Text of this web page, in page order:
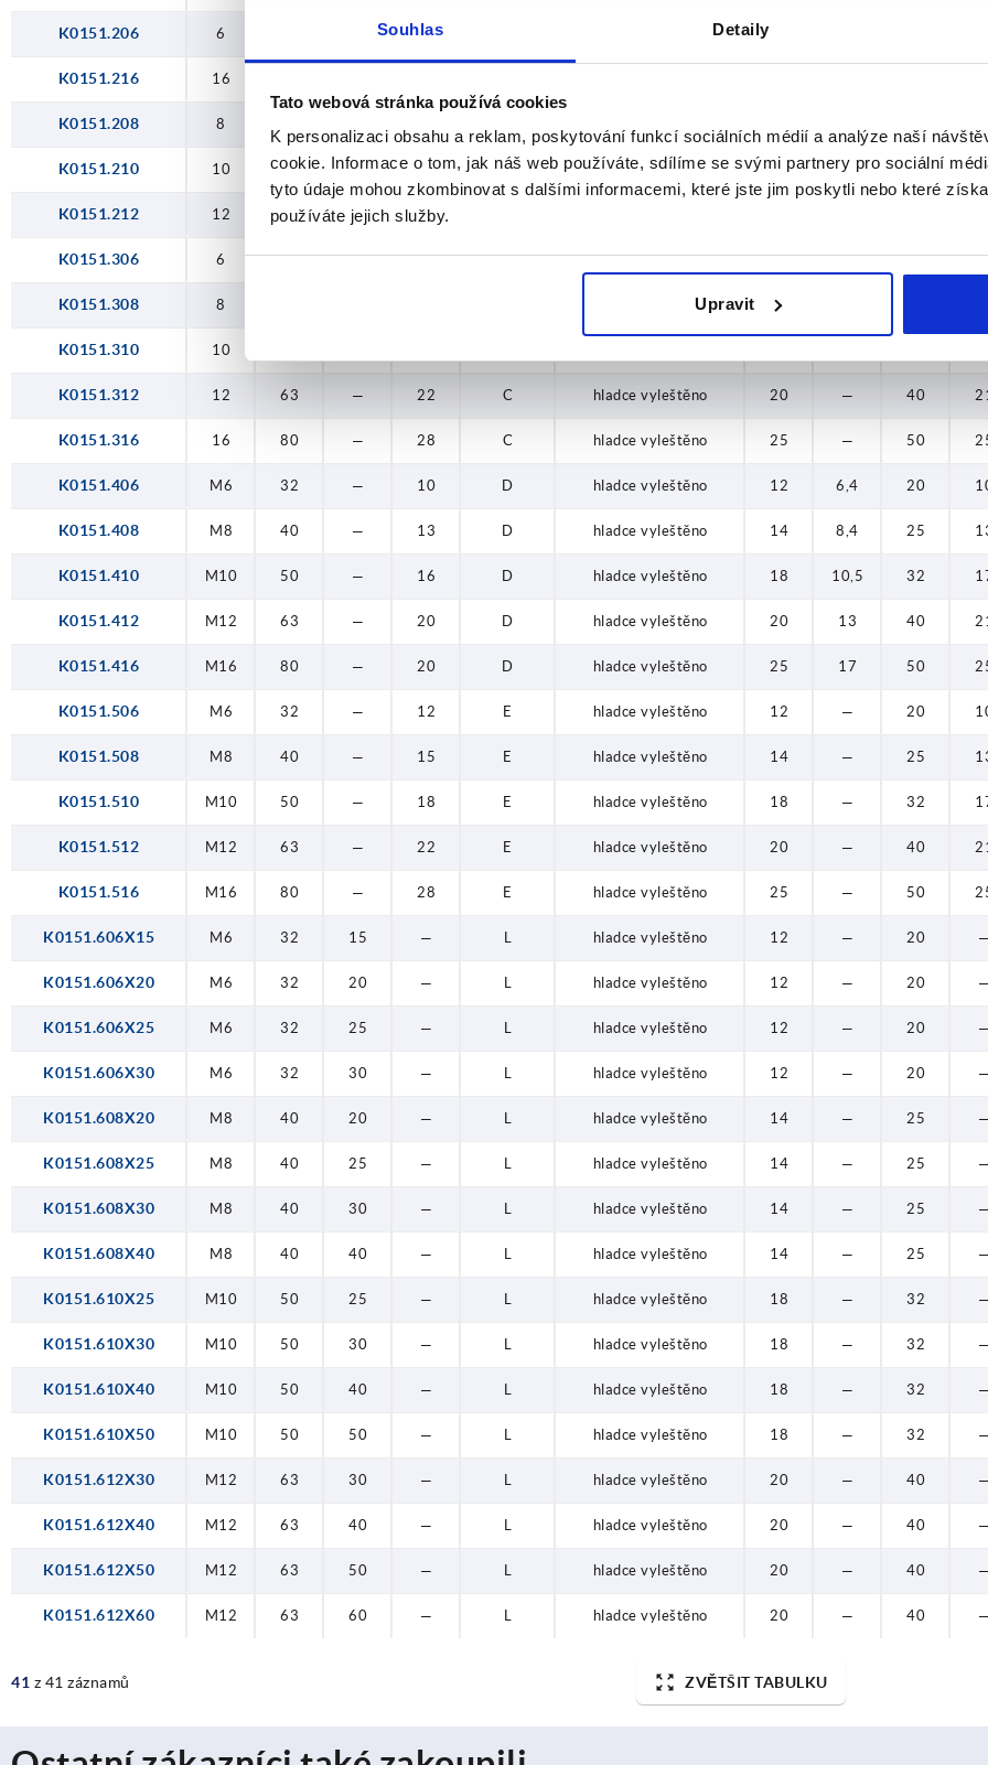
Souhlas Detaily
Tato webová stránka používá cookies
K personalizaci obsahu a reklam, poskytování funkcí sociálních médií a analýze naší
cookie. Informace o tom, jak náš web používáte, sdílíme se svými partnery pro sociální
tyto údaje mohou zkombinovat s dalšími informacemi, které jste jim poskytli nebo které
používáte jejich služby.
Upravit
K0151.206 6 —
K0151.216 16
K0151.208 8
K0151.210 10 50 — — B hladce vyleštěno 18 — 32
K0151.212 12 63 — —
K0151.306 6 32 — 12 C hladce vyleštěno 12 — 20
K0151.308 8 hladce vyleštěno 14
K0151.310 10
K0151.312 12 63 — 22 C hladce vyleštěno 20 — 40
K0151.316 16 80 — 28 C hladce vyleštěno 25 — 50
K0151.406 M6 32 — 10 D hladce vyleštěno 12 6,4 20
K0151.408 M8 40 — 13 D hladce vyleštěno 14 8,4 25
K0151.410 M10 50 — 16 D hladce vyleštěno 18 10,5 32
K0151.412 M12 63 — 20 D hladce vyleštěno 20 13 40
K0151.416 M16 80 — 20 D hladce vyleštěno 25 17 50
K0151.506 M6 32 — 12 E hladce vyleštěno 12 — 20
K0151.508 M8 40 — 15 E hladce vyleštěno 14 — 25
K0151.510 M10 50 — 18 E hladce vyleštěno 18 — 32
K0151.512 M12 63 — 22 E hladce vyleštěno 20 — 40
K0151.516 M16 80 — 28 E hladce vyleštěno 25 — 50
K0151.606X15 M6 32 15 — L hladce vyleštěno 12 — 20 —
K0151.606X20 M6 32 20 — L hladce vyleštěno 12 — 20 —
K0151.606X25 M6 32 25 — L hladce vyleštěno 12 — 20 —
K0151.606X30 M6 32 30 — L hladce vyleštěno 12 — 20 —
K0151.608X20 M8 40 20 — L hladce vyleštěno 14 — 25 —
K0151.608X25 M8 40 25 — L hladce vyleštěno 14 — 25 —
K0151.608X30 M8 40 30 — L hladce vyleštěno 14 — 25 —
K0151.608X40 M8 40 40 — L hladce vyleštěno 14 — 25 —
K0151.610X25 M10 50 25 — L hladce vyleštěno 18 — 32 —
K0151.610X30 M10 50 30 — L hladce vyleštěno 18 — 32 —
K0151.610X40 M10 50 40 — L hladce vyleštěno 18 — 32 —
K0151.610X50 M10 50 50 — L hladce vyleštěno 18 — 32 —
K0151.612X30 M12 63 30 — L hladce vyleštěno 20 — 40 —
K0151.612X40 M12 63 40 — L hladce vyleštěno 20 — 40 —
K0151.612X50 M12 63 50 — L hladce vyleštěno 20 — 40 —
K0151.612X60 M12 63 60 — L hladce vyleštěno 20 — 40 —
41 z 41 záznamů ZVĚTŠIT TABULKU